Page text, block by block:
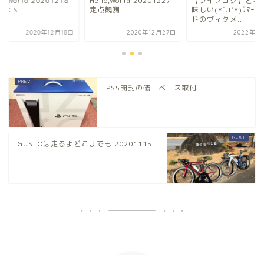
2020年12月18日
定点観測
2020年12月27日
味しい(*´Д`*)ｳﾏｰ
ドのヴィタメ...
2022年1
PS5開封の儀 ベース取付
GUSTOは走るよどこまでも 20201115